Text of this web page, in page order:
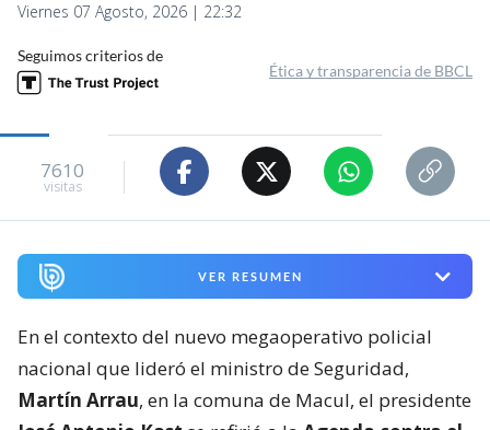
Viernes 07 Agosto, 2026 | 22:32
Seguimos criterios de
Ética y transparencia de BBCL
7610
visitas
VER RESUMEN
En el contexto del nuevo megaoperativo policial
nacional que lideró el ministro de Seguridad,
Martín Arrau, en la comuna de Macul, el presidente